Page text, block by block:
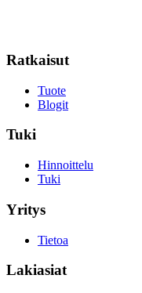
Ratkaisut
Tuote
Blogit
Tuki
Hinnoittelu
Tuki
Yritys
Tietoa
Lakiasiat